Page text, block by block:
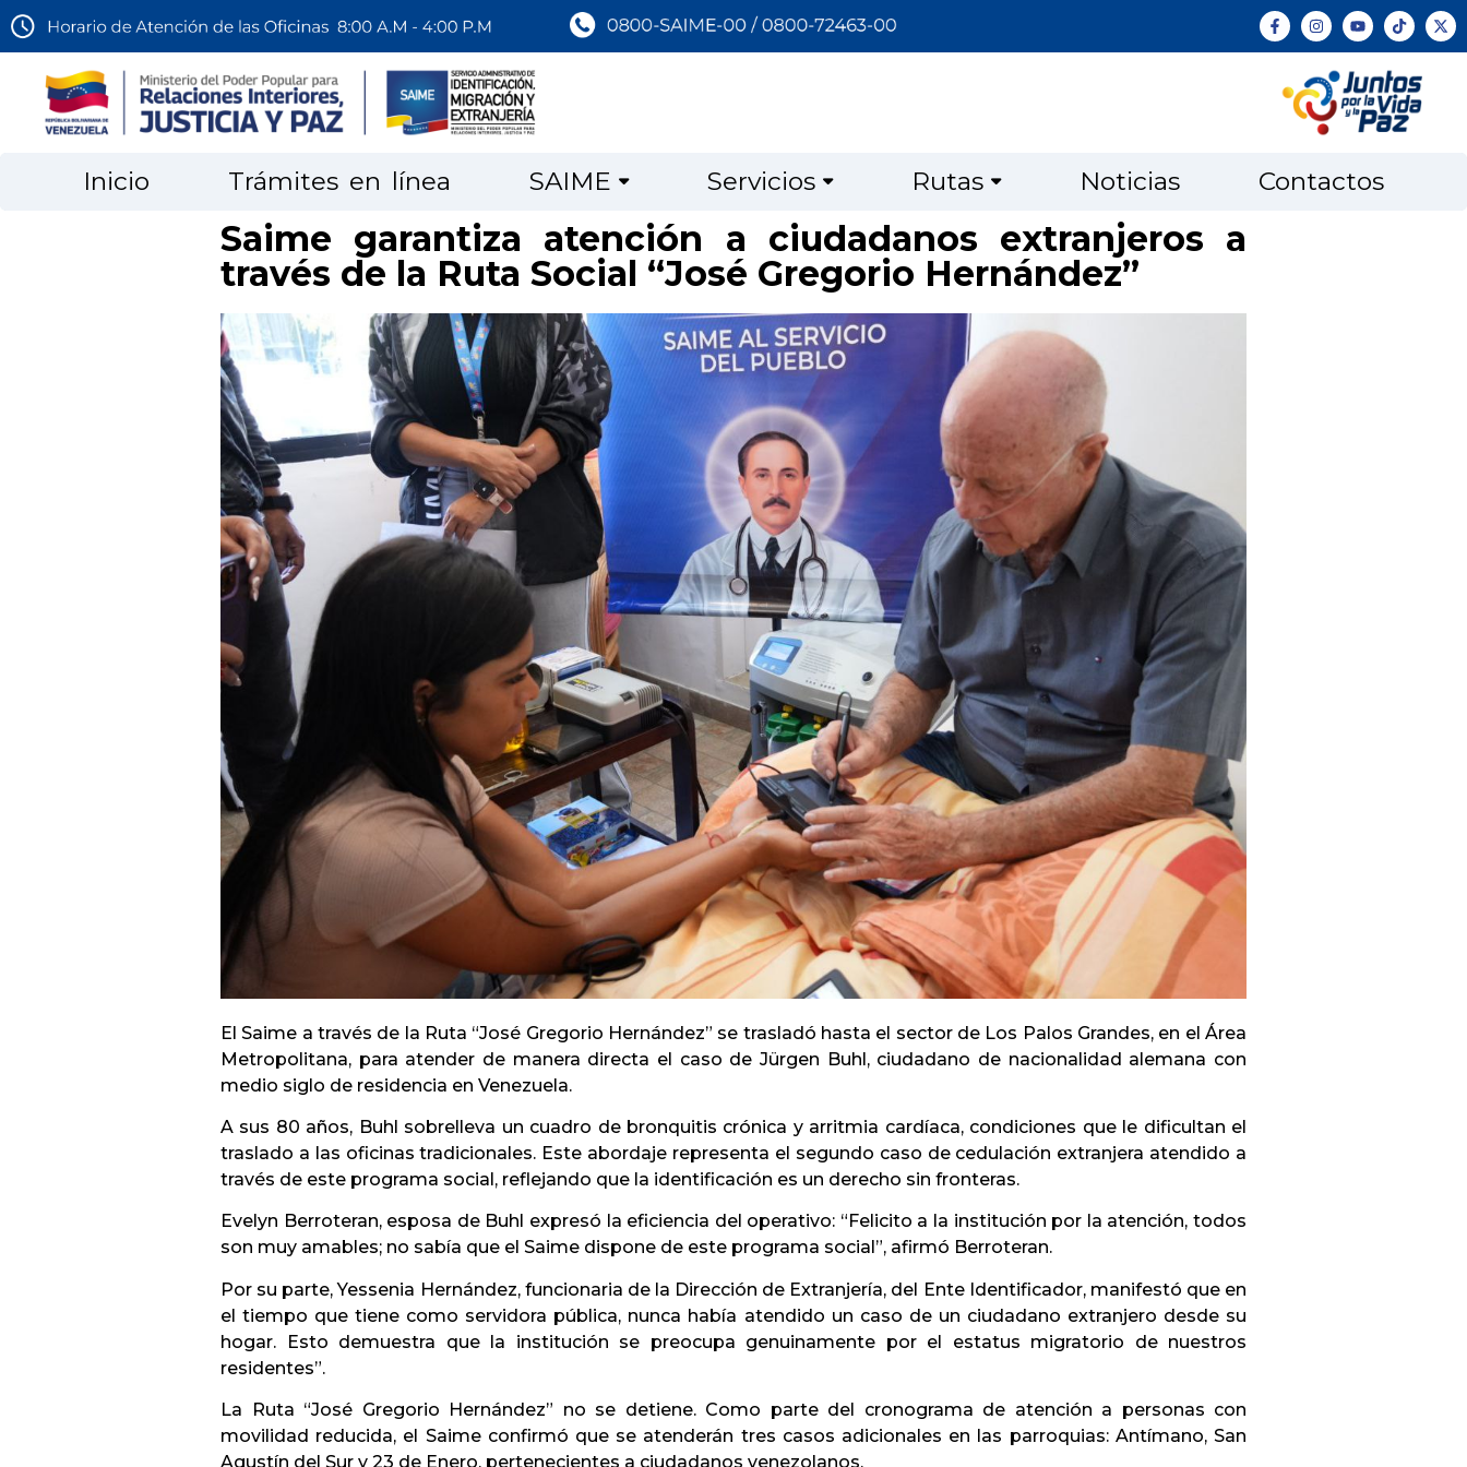
Inicio Trámites en línea SAIME Servicios Rutas Noticias Contactos
Saime garantiza atención a ciudadanos extranjeros a
través de la Ruta Social “José Gregorio Hernández”
El Saime a través de la Ruta “José Gregorio Hernández” se trasladó hasta el sector de Los Palos Grandes, en el Área
Metropolitana, para atender de manera directa el caso de Jürgen Buhl, ciudadano de nacionalidad alemana con
medio siglo de residencia en Venezuela.
A sus 80 años, Buhl sobrelleva un cuadro de bronquitis crónica y arritmia cardíaca, condiciones que le dificultan el
traslado a las oficinas tradicionales. Este abordaje representa el segundo caso de cedulación extranjera atendido a
través de este programa social, reflejando que la identificación es un derecho sin fronteras.
Evelyn Berroteran, esposa de Buhl expresó la eficiencia del operativo: “Felicito a la institución por la atención, todos
son muy amables; no sabía que el Saime dispone de este programa social”, afirmó Berroteran.
Por su parte, Yessenia Hernández, funcionaria de la Dirección de Extranjería, del Ente Identificador, manifestó que en
el tiempo que tiene como servidora pública, nunca había atendido un caso de un ciudadano extranjero desde su
hogar. Esto demuestra que la institución se preocupa genuinamente por el estatus migratorio de nuestros
residentes”.
La Ruta “José Gregorio Hernández” no se detiene. Como parte del cronograma de atención a personas con
movilidad reducida, el Saime confirmó que se atenderán tres casos adicionales en las parroquias: Antímano, San
Agustín del Sur y 23 de Enero, pertenecientes a ciudadanos venezolanos.